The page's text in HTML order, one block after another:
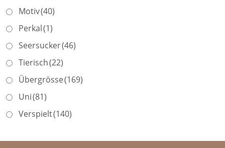
Motiv(40)
Perkal(1)
Seersucker(46)
Tierisch(22)
Übergrösse(169)
Uni(81)
Verspielt(140)